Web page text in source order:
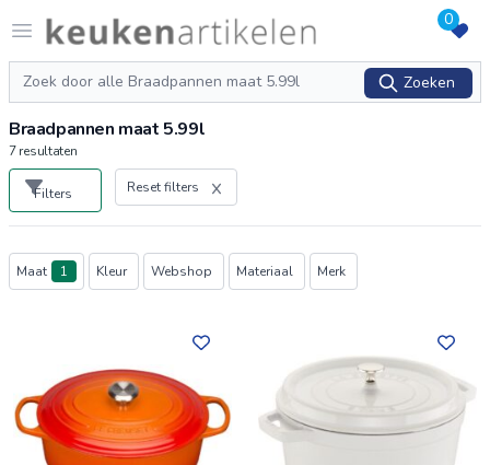
Open menu
Logo keukenartikelen.com 0
Zoeken
Zoeken
Braadpannen maat 5.99l
7resultaten
Filters Reset filters
Producten
Maat 1 Kleur Webshop Materiaal Merk